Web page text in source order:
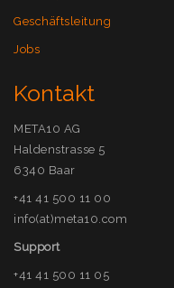
Geschäftsleitung
Jobs
Kontakt
META10 AG
Haldenstrasse 5
6340 Baar
+41 41 500 11 00
info(at)meta10.com
Support
+41 41 500 11 05